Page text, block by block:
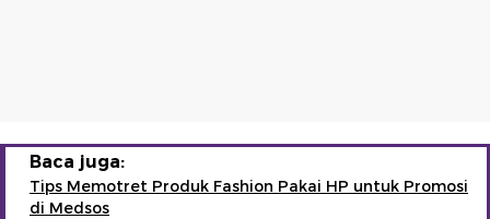
Baca juga:
Tips Memotret Produk Fashion Pakai HP untuk Promosi
di Medsos